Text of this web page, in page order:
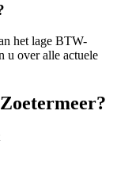
het lage BTW-
u over alle actuele
Zoetermeer?